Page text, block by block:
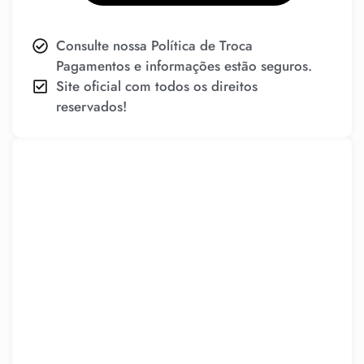
Consulte nossa Política de Troca
Pagamentos e informações estão seguros.
Site oficial com todos os direitos
reservados!